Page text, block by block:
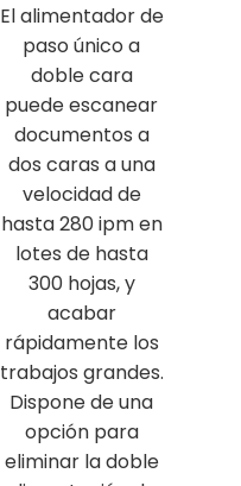
El alimentador de
paso único a
doble cara
puede escanear
documentos a
dos caras a una
velocidad de
hasta 280 ipm en
lotes de hasta
300 hojas, y
acabar
rápidamente los
trabajos grandes.
Dispone de una
opción para
eliminar la doble